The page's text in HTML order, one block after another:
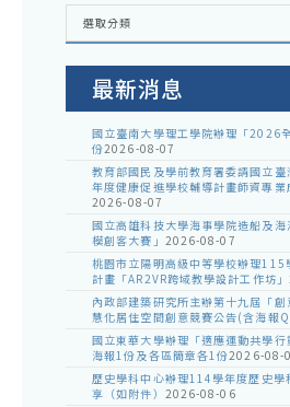
各
室
選取分類
最新消息
國立臺南大學理工學院辦理「2026
份2026-08-07
教育部國民及學前教育署委請國立
年度健康促進學校輔導計畫師資專
2026-08-07
國立高雄科技大學海事學院造船及
模創客大賽」 2026-08-07
桃園市立陽明高級中等學校辦理115
計畫「AR2VR跨域教學設計工作坊」
內政部建築研究所主辦第十九屆「
慧化居住空間創意競賽公告(含海報
國立東華大學辦理「適應運動共學
海報1份及各區簡章各1份2026-08-
歷史學科中心辦理114學年度歷史學
享（如附件） 2026-08-06